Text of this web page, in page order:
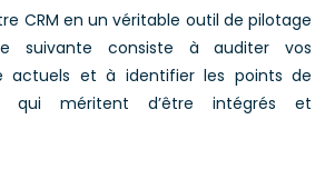
CRM en un véritable outil de pilotage
suivante consiste à auditer vos
actuels et à identifier les points de
qui méritent d’être intégrés et